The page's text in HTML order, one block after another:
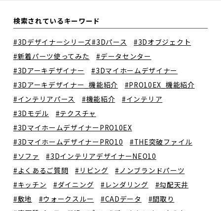
検索されているキーワード
#3Dデザイナーシリーズ#3Dパース
#3Dオブジェクト
#新着パーツ使ってみた
#データセンター
#3Dアーキデザイナー
#3Dマイホームデザイナー
#3Dアーキデザイナー_機能紹介
#PRO10EX_機能紹介
#インテリアパース
#機能紹介
#インテリア
#3Dモデル
#テクスチャ
#3DマイホームデザイナーPRO10EX
#3DマイホームデザイナーPRO10
#THE突破ファイル
#ソファ
#3DインテリアデザイナーNEO10
#よくあるご質問
#リビング
#ノンブランドパーツ
#キッチン
#ダイニング #レンダリング
#勾配天井
#敷地
#ウォークスルー #CADデータ
#間取り